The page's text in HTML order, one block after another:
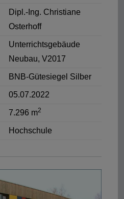
Dipl.-Ing. Christiane
Osterhoff
Unterrichtsgebäude
Neubau, V2017
BNB-Gütesiegel Silber
05.07.2022
7.296 m2
Hochschule